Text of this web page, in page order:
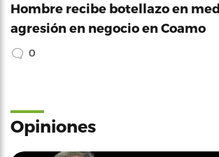
Hombre recibe botellazo en
agresión en negocio en Coamo
0
Opiniones